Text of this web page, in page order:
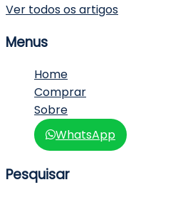
Ver todos os artigos
Sidebar
Menus
Home
Comprar
Sobre
WhatsApp
Pesquisar